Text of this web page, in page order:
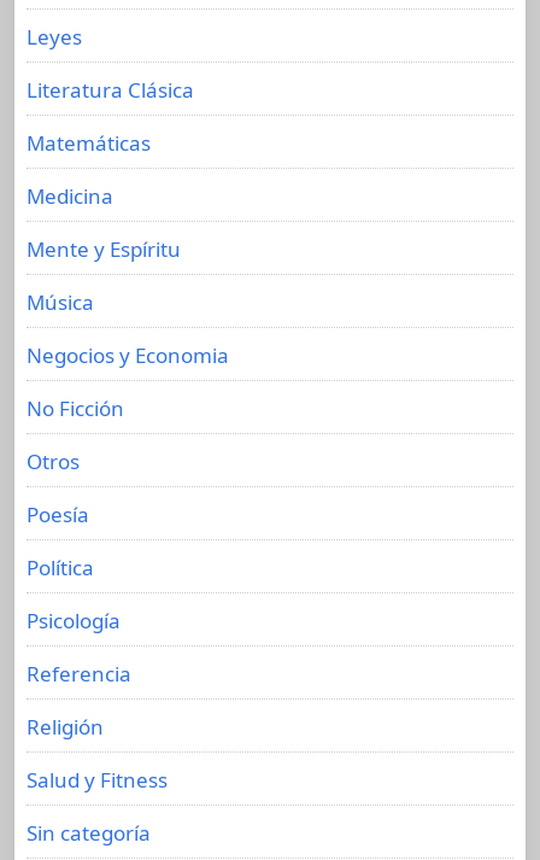
Leyes
Literatura Clásica
Matemáticas
Medicina
Mente y Espíritu
Música
Negocios y Economia
No Ficción
Otros
Poesía
Política
Psicología
Referencia
Religión
Salud y Fitness
Sin categoría